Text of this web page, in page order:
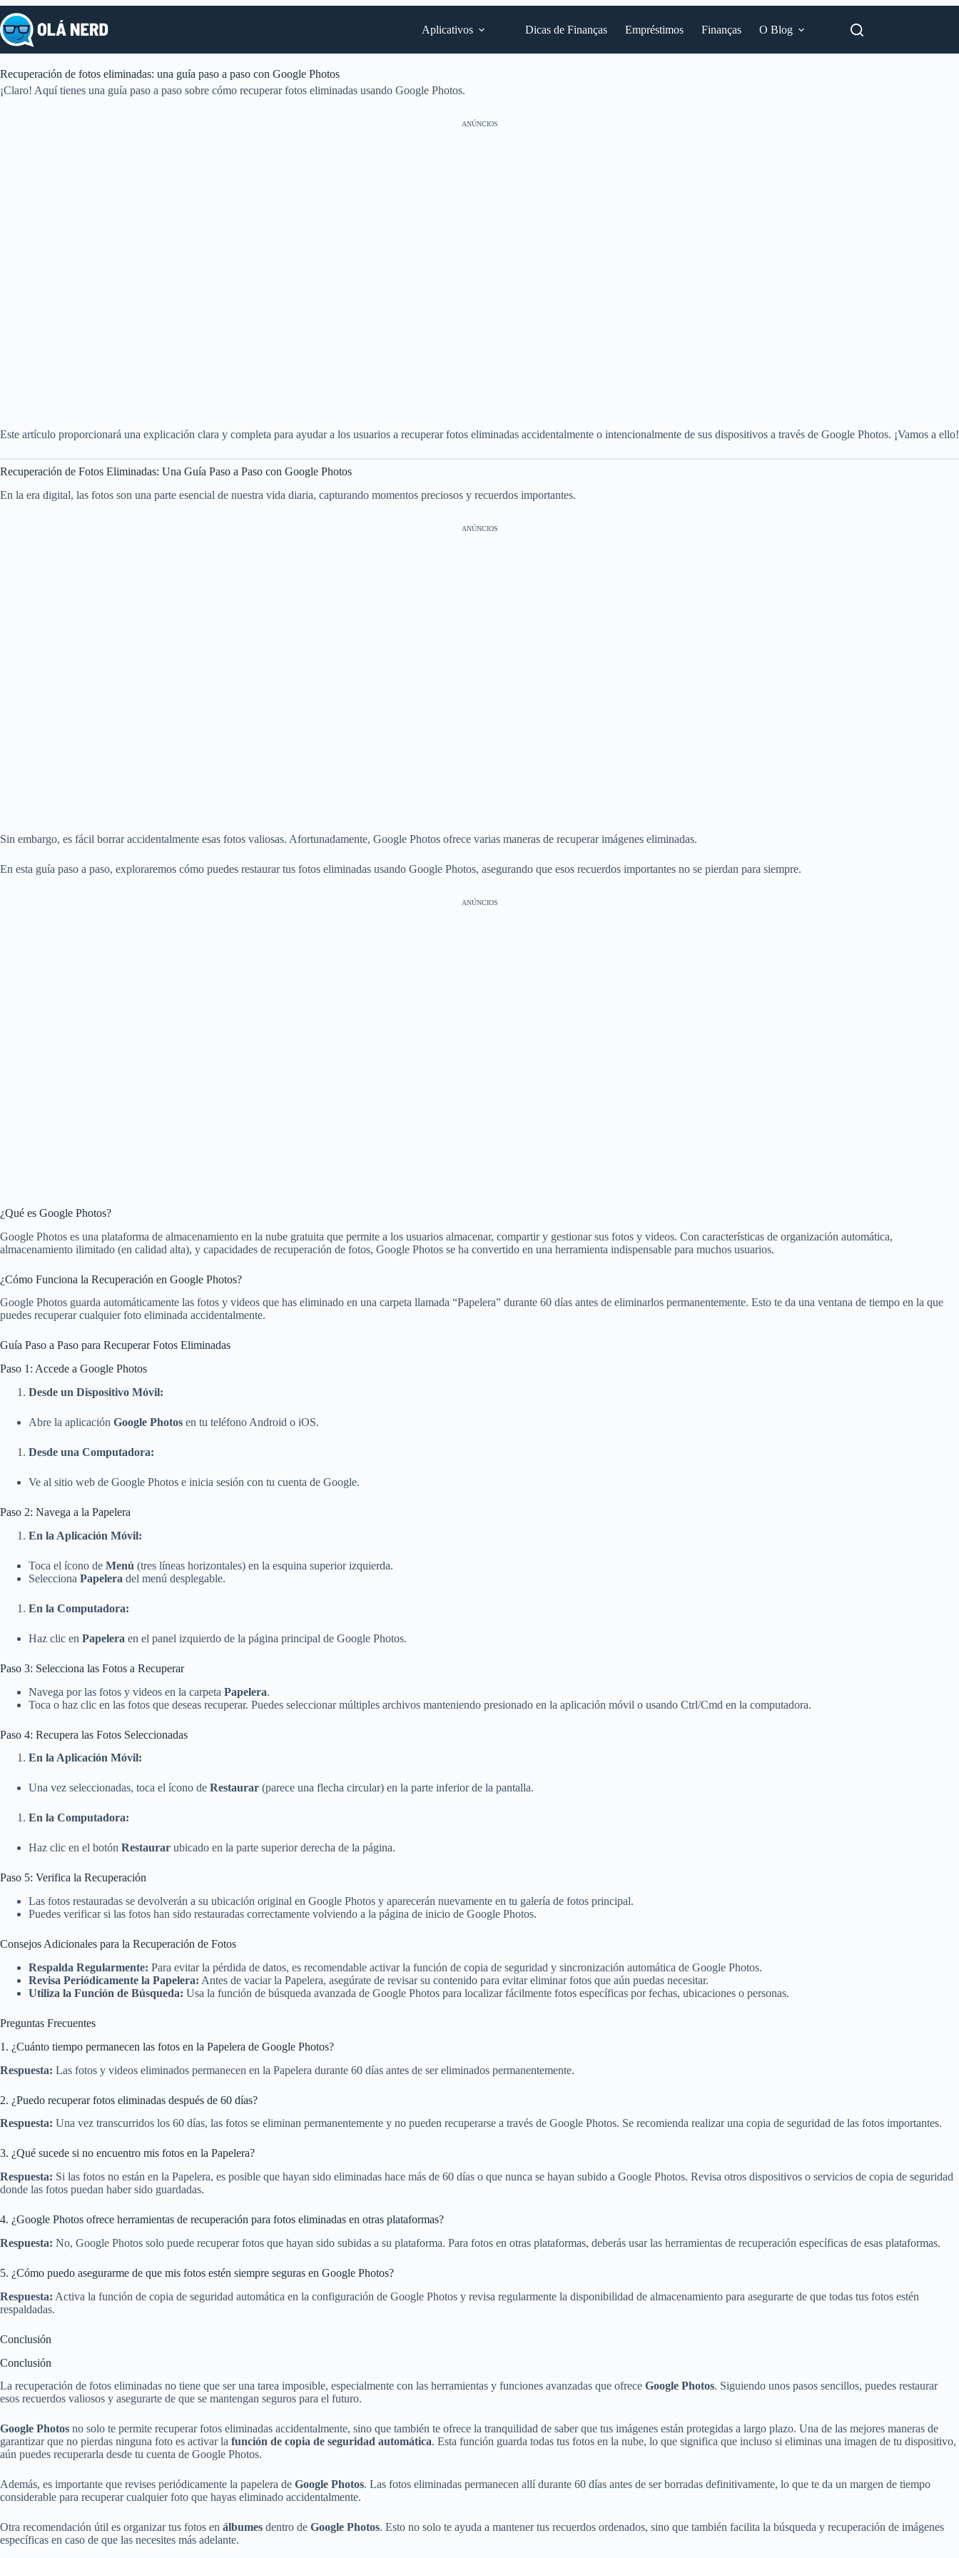
Pular
para
o
conteúdo
Aplicativos Dicas de Finanças Empréstimos Finanças O Blog
Recuperación de fotos eliminadas: una guía paso a paso con Google Photos
¡Claro! Aquí tienes una guía paso a paso sobre cómo recuperar fotos eliminadas usando Google Photos.
ANÚNCIOS
Este artículo proporcionará una explicación clara y completa para ayudar a los usuarios a recuperar fotos eliminadas accidentalmente o intencionalmente de sus dispositivos a través de Google Photos. ¡Vamos a ello!
Recuperación de Fotos Eliminadas: Una Guía Paso a Paso con Google Photos
En la era digital, las fotos son una parte esencial de nuestra vida diaria, capturando momentos preciosos y recuerdos importantes.
ANÚNCIOS
Sin embargo, es fácil borrar accidentalmente esas fotos valiosas. Afortunadamente, Google Photos ofrece varias maneras de recuperar imágenes eliminadas.
En esta guía paso a paso, exploraremos cómo puedes restaurar tus fotos eliminadas usando Google Photos, asegurando que esos recuerdos importantes no se pierdan para siempre.
ANÚNCIOS
¿Qué es Google Photos?
Google Photos es una plataforma de almacenamiento en la nube gratuita que permite a los usuarios almacenar, compartir y gestionar sus fotos y videos. Con características de organización automática,
almacenamiento ilimitado (en calidad alta), y capacidades de recuperación de fotos, Google Photos se ha convertido en una herramienta indispensable para muchos usuarios.
¿Cómo Funciona la Recuperación en Google Photos?
Google Photos guarda automáticamente las fotos y videos que has eliminado en una carpeta llamada “Papelera” durante 60 días antes de eliminarlos permanentemente. Esto te da una ventana de tiempo en la que
puedes recuperar cualquier foto eliminada accidentalmente.
Guía Paso a Paso para Recuperar Fotos Eliminadas
Paso 1: Accede a Google Photos
Desde un Dispositivo Móvil:
Abre la aplicación Google Photos en tu teléfono Android o iOS.
Desde una Computadora:
Ve al sitio web de Google Photos e inicia sesión con tu cuenta de Google.
Paso 2: Navega a la Papelera
En la Aplicación Móvil:
Toca el ícono de Menú (tres líneas horizontales) en la esquina superior izquierda.
Selecciona Papelera del menú desplegable.
En la Computadora:
Haz clic en Papelera en el panel izquierdo de la página principal de Google Photos.
Paso 3: Selecciona las Fotos a Recuperar
Navega por las fotos y videos en la carpeta Papelera.
Toca o haz clic en las fotos que deseas recuperar. Puedes seleccionar múltiples archivos manteniendo presionado en la aplicación móvil o usando Ctrl/Cmd en la computadora.
Paso 4: Recupera las Fotos Seleccionadas
En la Aplicación Móvil:
Una vez seleccionadas, toca el ícono de Restaurar (parece una flecha circular) en la parte inferior de la pantalla.
En la Computadora:
Haz clic en el botón Restaurar ubicado en la parte superior derecha de la página.
Paso 5: Verifica la Recuperación
Las fotos restauradas se devolverán a su ubicación original en Google Photos y aparecerán nuevamente en tu galería de fotos principal.
Puedes verificar si las fotos han sido restauradas correctamente volviendo a la página de inicio de Google Photos.
Consejos Adicionales para la Recuperación de Fotos
Respalda Regularmente: Para evitar la pérdida de datos, es recomendable activar la función de copia de seguridad y sincronización automática de Google Photos.
Revisa Periódicamente la Papelera: Antes de vaciar la Papelera, asegúrate de revisar su contenido para evitar eliminar fotos que aún puedas necesitar.
Utiliza la Función de Búsqueda: Usa la función de búsqueda avanzada de Google Photos para localizar fácilmente fotos específicas por fechas, ubicaciones o personas.
Preguntas Frecuentes
1. ¿Cuánto tiempo permanecen las fotos en la Papelera de Google Photos?
Respuesta: Las fotos y videos eliminados permanecen en la Papelera durante 60 días antes de ser eliminados permanentemente.
2. ¿Puedo recuperar fotos eliminadas después de 60 días?
Respuesta: Una vez transcurridos los 60 días, las fotos se eliminan permanentemente y no pueden recuperarse a través de Google Photos. Se recomienda realizar una copia de seguridad de las fotos importantes.
3. ¿Qué sucede si no encuentro mis fotos en la Papelera?
Respuesta: Si las fotos no están en la Papelera, es posible que hayan sido eliminadas hace más de 60 días o que nunca se hayan subido a Google Photos. Revisa otros dispositivos o servicios de copia de seguridad
donde las fotos puedan haber sido guardadas.
4. ¿Google Photos ofrece herramientas de recuperación para fotos eliminadas en otras plataformas?
Respuesta: No, Google Photos solo puede recuperar fotos que hayan sido subidas a su plataforma. Para fotos en otras plataformas, deberás usar las herramientas de recuperación específicas de esas plataformas.
5. ¿Cómo puedo asegurarme de que mis fotos estén siempre seguras en Google Photos?
Respuesta: Activa la función de copia de seguridad automática en la configuración de Google Photos y revisa regularmente la disponibilidad de almacenamiento para asegurarte de que todas tus fotos estén
respaldadas.
Conclusión
Conclusión
La recuperación de fotos eliminadas no tiene que ser una tarea imposible, especialmente con las herramientas y funciones avanzadas que ofrece Google Photos. Siguiendo unos pasos sencillos, puedes restaurar
esos recuerdos valiosos y asegurarte de que se mantengan seguros para el futuro.
Google Photos no solo te permite recuperar fotos eliminadas accidentalmente, sino que también te ofrece la tranquilidad de saber que tus imágenes están protegidas a largo plazo. Una de las mejores maneras de
garantizar que no pierdas ninguna foto es activar la función de copia de seguridad automática. Esta función guarda todas tus fotos en la nube, lo que significa que incluso si eliminas una imagen de tu dispositivo,
aún puedes recuperarla desde tu cuenta de Google Photos.
Además, es importante que revises periódicamente la papelera de Google Photos. Las fotos eliminadas permanecen allí durante 60 días antes de ser borradas definitivamente, lo que te da un margen de tiempo
considerable para recuperar cualquier foto que hayas eliminado accidentalmente.
Otra recomendación útil es organizar tus fotos en álbumes dentro de Google Photos. Esto no solo te ayuda a mantener tus recuerdos ordenados, sino que también facilita la búsqueda y recuperación de imágenes
específicas en caso de que las necesites más adelante.